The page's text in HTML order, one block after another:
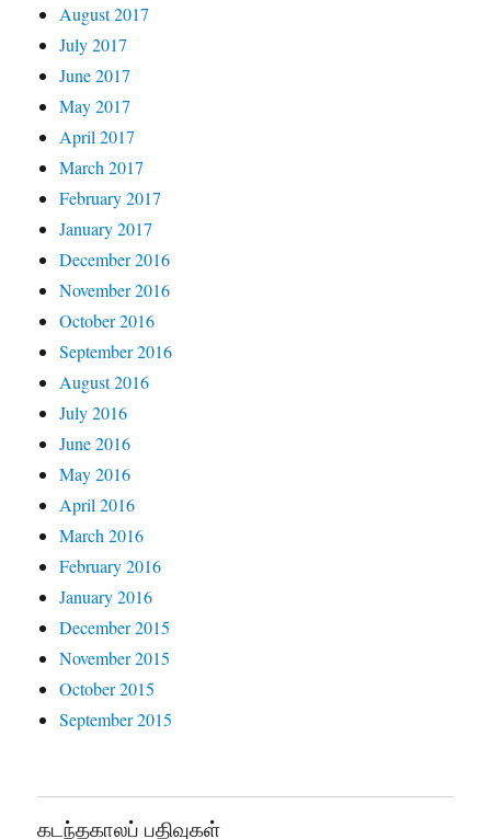
August 2017
July 2017
June 2017
May 2017
April 2017
March 2017
February 2017
January 2017
December 2016
November 2016
October 2016
September 2016
August 2016
July 2016
June 2016
May 2016
April 2016
March 2016
February 2016
January 2016
December 2015
November 2015
October 2015
September 2015
கடந்தகாலப் பதிவுகள்